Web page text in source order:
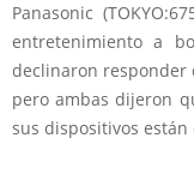
Panasonic (TOKYO:
entretenimiento a
declinaron responder
pero ambas dijeron
sus dispositivos